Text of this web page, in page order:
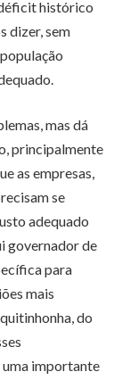
histórico
dizer, sem
mas dá
principalmente
as empresas,
se
adequado
governador de
para
mais
do
uma importante